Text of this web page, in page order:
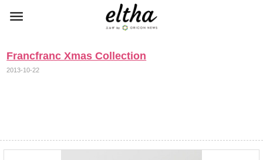
Francfranc Xmas Collection
2013-10-22